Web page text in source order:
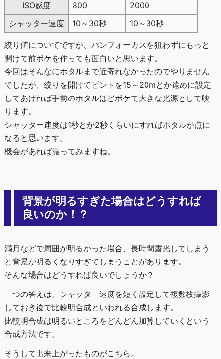
ISO感度
800
2000
シャッター速度
10～30秒 10～30秒
絞り値についてですが、パンフォーカスを狙わずにもっと
開けて前ボケを作っても面白いと思います。
今回はそんなにホタルまで近寄れなかったのでやりません
でしたが、絞りを開けてピントを15～20mとか遠めに設定
してあげれば手前のホタルほどボケて大きな光源として映
ります。
シャッター速度は1秒とか2秒くらいにすればホタルが点に
なると思います。
機会があれば撮ってみますね。
背景が明るすぎた場合はどうすれば
良いのか！？
満月などで周囲が明るかった場合、長時間露光してしまう
と背景が明るくなりすぎてしまうことがあります。
そんな場合はどうすれば良いでしょうか？
一つの答えは、シャッター速度を短く設定して複数枚撮影
しておき後で比較明合成といわれる合成します。
比較明合成は明るいところをどんどん加算していくという
合成方法です。
そうして出来上がったものがこちら。